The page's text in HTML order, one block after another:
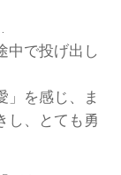
中で投げ出し
」を感じ、ま
し、とても勇